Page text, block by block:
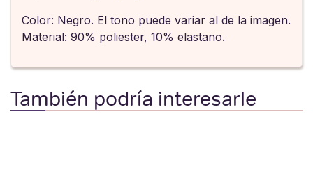
Color: Negro. El tono puede variar al de la imagen.
Material: 90% poliester, 10% elastano.
También podría interesarle